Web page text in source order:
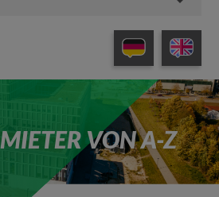
MIETER VON A-Z